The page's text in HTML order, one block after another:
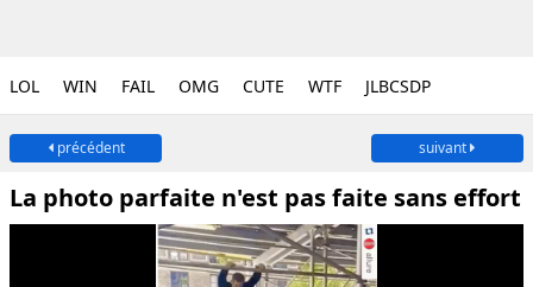
LOL WIN FAIL OMG CUTE WTF JLBCSDP
précédent suivant
La photo parfaite n'est pas faite sans effort